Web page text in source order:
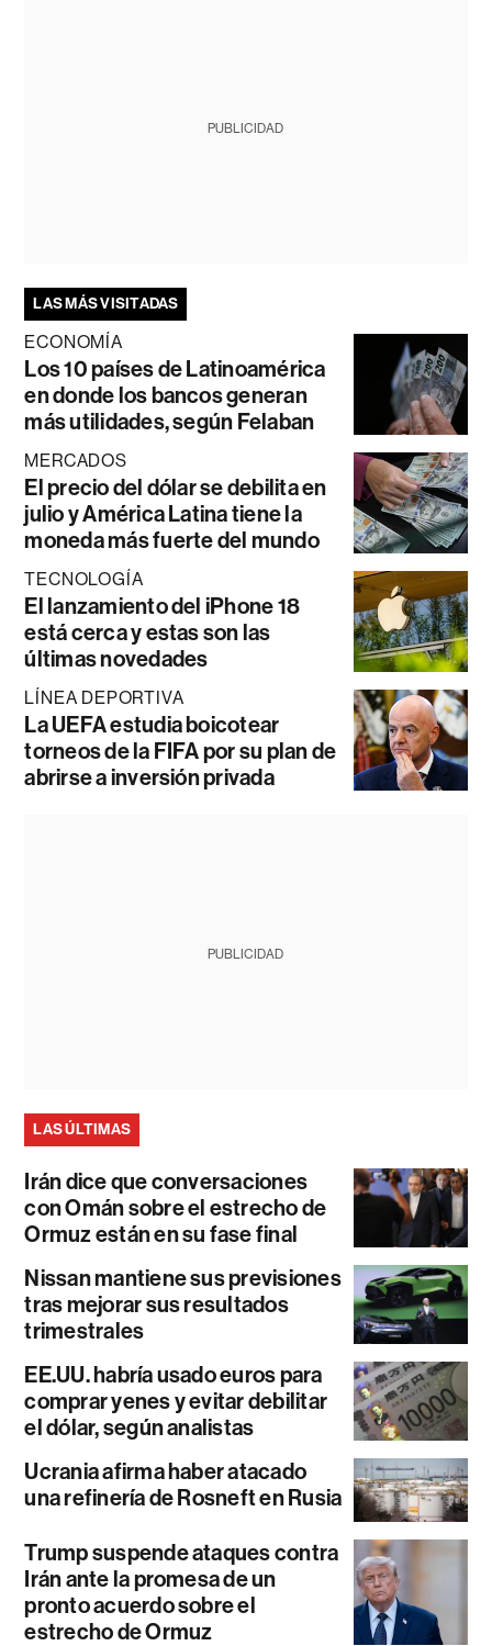
PUBLICIDAD
LAS MÁS VISITADAS
ECONOMÍA
Los 10 países de Latinoamérica
en donde los bancos generan
más utilidades, según Felaban
MERCADOS
El precio del dólar se debilita en
julio y América Latina tiene la
moneda más fuerte del mundo
TECNOLOGÍA
El lanzamiento del iPhone 18
está cerca y estas son las
últimas novedades
LÍNEA DEPORTIVA
La UEFA estudia boicotear
torneos de la FIFA por su plan de
abrirse a inversión privada
PUBLICIDAD
LAS ÚLTIMAS
Irán dice que conversaciones
con Omán sobre el estrecho de
Ormuz están en su fase final
Nissan mantiene sus previsiones
tras mejorar sus resultados
trimestrales
EE.UU. habría usado euros para
comprar yenes y evitar debilitar
el dólar, según analistas
Ucrania afirma haber atacado
una refinería de Rosneft en Rusia
Trump suspende ataques contra
Irán ante la promesa de un
pronto acuerdo sobre el
estrecho de Ormuz